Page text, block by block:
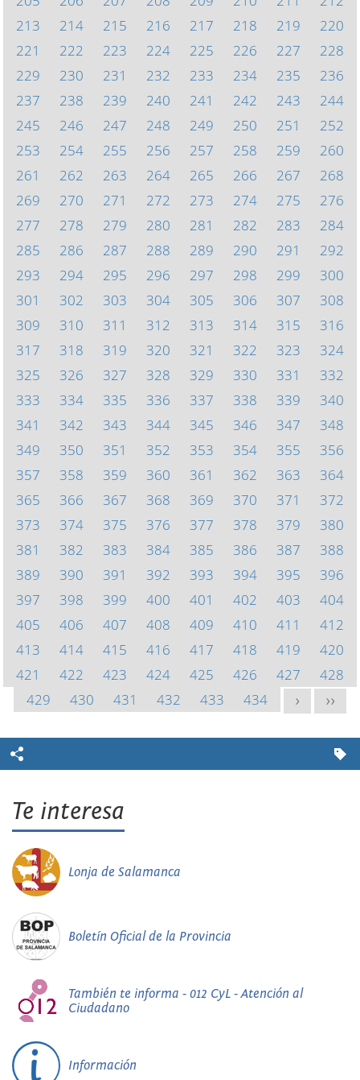
213
214 215 216 217 218 219
220
221
222 223 224 225 226 227
228
229
230 231 232 233 234 235
236
237
238 239 240 241 242 243
244
245
246 247 248 249 250 251
252
253
254 255 256 257 258 259
260
261
262 263 264 265 266 267
268
269
270 271 272 273 274 275
276
277
278 279 280 281 282 283
284
285
286 287 288 289 290 291
292
293
294 295 296 297 298 299
300
301
302 303 304 305 306 307
308
309
310 311 312 313 314 315
316
317
318 319 320 321 322 323
324
325
326 327 328 329 330 331
332
333
334 335 336 337 338 339
340
341
342 343 344 345 346 347
348
349
350 351 352 353 354 355
356
357
358 359 360 361 362 363
364
365
366 367 368 369 370 371
372
373
374 375 376 377 378 379
380
381
382 383 384 385 386 387
388
389
390 391 392 393 394 395
396
397
398 399 400 401 402 403
404
405
406 407 408 409 410 411
412
413
414 415 416 417 418 419
420
421
422 423 424 425 426 427
428
429
430 431 432 433 434 > >>
Te interesa
Lonja de Salamanca
Boletín Oficial de la Provincia
También te informa - 012 CyL - Atención al
Ciudadano
Información